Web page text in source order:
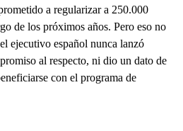
a regularizar a 250.000
de los próximos años. Pero eso no
ejecutivo español nunca lanzó
al respecto, ni dio un dato de
con el programa de